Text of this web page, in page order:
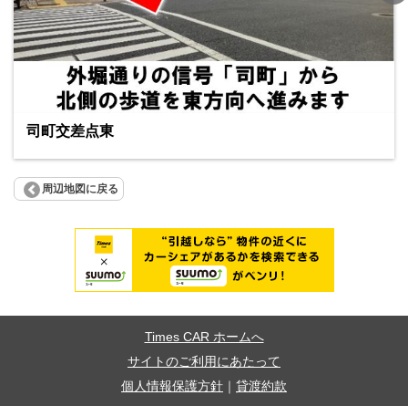
司町交差点東
周辺地図に戻る
Times CAR ホームへ
サイトのご利用にあたって
個人情報保護方針
貸渡約款